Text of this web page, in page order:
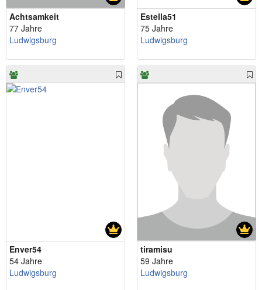
Achtsamkeit
77 Jahre
Ludwigsburg
Estella51
75 Jahre
Ludwigsburg
Enver54
54 Jahre
Ludwigsburg
tiramisu
59 Jahre
Ludwigsburg